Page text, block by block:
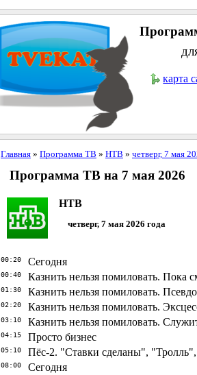
карта
Главная» Программа ТВ » НТВ » четверг, 7 мая
Программа ТВ на 7 мая 2026
НТВ
четверг, 7 мая 2026 года
00:20 Сегодня
00:40 Казнить нельзя помиловать. Пока
01:30 Казнить нельзя помиловать.
02:20 Казнить нельзя помиловать.
03:10 Казнить нельзя помиловать.
04:15 Просто бизнес
05:10 Пёс-2. "Ставки сделаны",
08:00 Сегодня